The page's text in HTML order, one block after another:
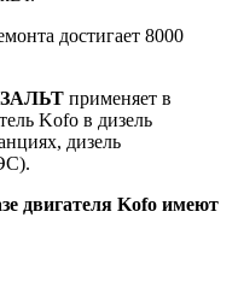
достигает 8000
применяет в
Kofo в дизель
дизель
двигателя Kofo имеют